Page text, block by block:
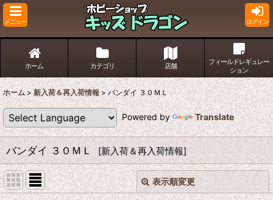
メニュー ログイン
ホーム カテゴリ 店舗
フィールドレギュレー
ション
ホーム > 新入荷＆再入荷情報 > バンダイ ３０ＭＬ
Powered by Translate
バンダイ ３０ＭＬ [新入荷＆再入荷情報]
表示順変更 閉じる